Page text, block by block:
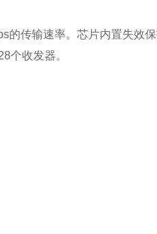
传输速率。芯片内置失效
个收发器。